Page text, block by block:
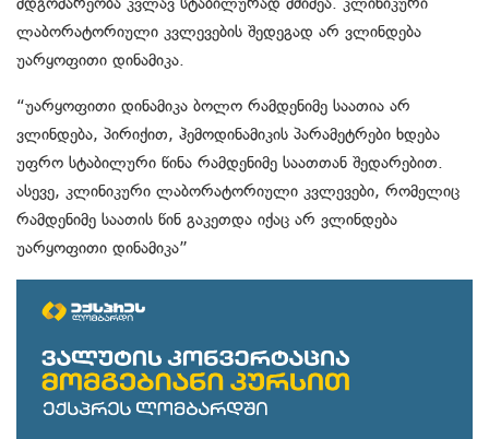
ლაბორატორიული კვლევების შედეგად არ ვლინდება
უარყოფითი დინამიკა.
“უარყოფითი დინამიკა ბოლო რამდენიმე საათია არ
ვლინდება, პირიქით, ჰემოდინამიკის პარამეტრები ხდება
უფრო სტაბილური წინა რამდენიმე საათთან შედარებით.
ასევე, კლინიკური ლაბორატორიული კვლევები, რომელიც
რამდენიმე საათის წინ გაკეთდა იქაც არ ვლინდება
უარყოფითი დინამიკა”